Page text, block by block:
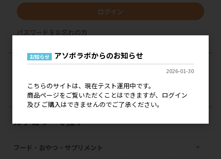
ログイン
パスワードをお忘れの方
現在のカートの中身
カートは空です
カテゴリーで探す
フード・おやつ・サプリメント
お知らせ アソボラボからのお知らせ
2026-01-30
こちらのサイトは、現在テスト運用中です。
商品ページをご覧いただくことはできますが、ログイン
及び ご購入はできませんのでご了承ください。